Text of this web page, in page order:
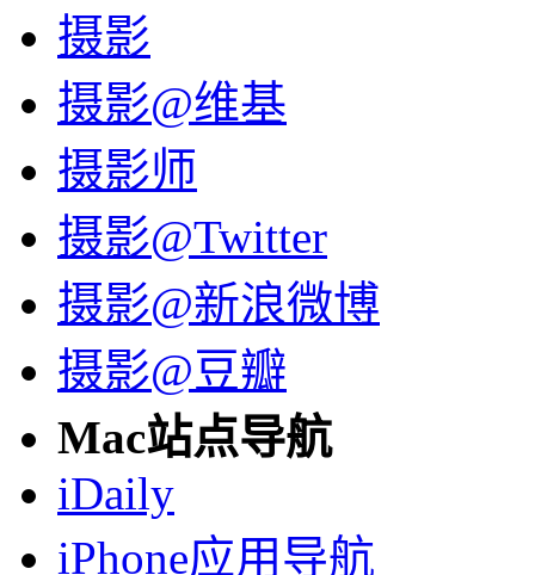
摄影
摄影@维基
摄影师
摄影@Twitter
摄影@新浪微博
摄影@豆瓣
Mac站点导航
iDaily
iPhone应用导航